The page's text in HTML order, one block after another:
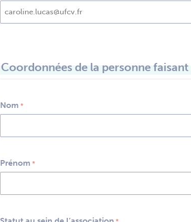
Coordonnées de la personne
Nom *
Prénom *